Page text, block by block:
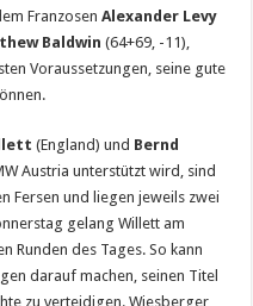
Franzosen Alexander Levy
Baldwin (64+69, -11),
Voraussetzungen, seine gute
(England) und Bernd
Austria unterstützt wird, sind
Fersen und liegen jeweils zwei
gelang Willett am
Runden des Tages. So kann
darauf machen, seinen Titel
zu verteidigen. Wiesberger